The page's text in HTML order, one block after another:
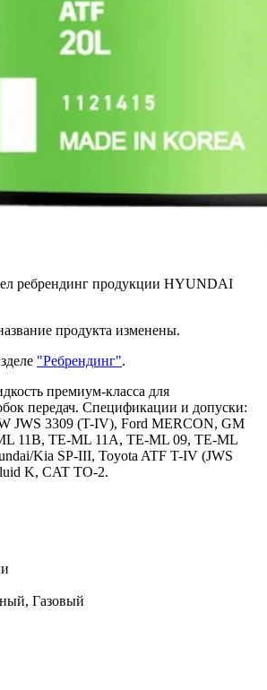
ребрендинг продукции HYUNDAI
продукта изменены.
"Ребрендинг".
премиум-класса для
передач. Спецификации и допуски:
JWS 3309 (T-IV), Ford MERCON, GM
11B, TE-ML 11A, TE-ML 09, TE-ML
Kia SP-III, Toyota ATF T-IV (JWS
K, CAT TO-2.
Газовый